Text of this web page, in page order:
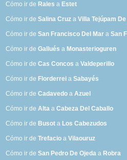
Cómo ir de Rales a Estet
Cómo ir deSalina Cruz aVilla Tejúpam
Cómo ir deSan Francisco Del Mar aSan
Cómo ir deGallués a Monasterioguren
Cómo ir deCas Concos aValdeperillo
Cómo ir de Florderrei aSabayés
Cómo ir deCadavedo aAzuel
Cómo ir deAlta aCabeza Del Caballo
Cómo ir de Busot a Los Cabezudos
Cómo ir deTrefacio aVilaouruz
Cómo ir deSan Pedro De Ojeda a Robra